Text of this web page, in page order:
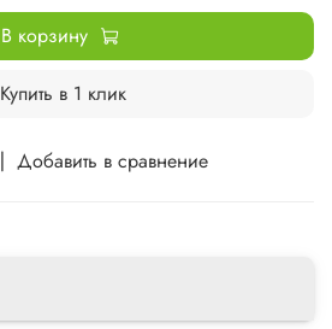
Добавить в сравнение
В корзину
Купить в 1 клик